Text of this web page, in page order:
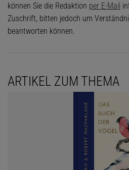
können Sie die Redaktion per E-Mail
Zuschrift, bitten jedoch um
beantworten können.
ARTIKEL ZUM THEMA